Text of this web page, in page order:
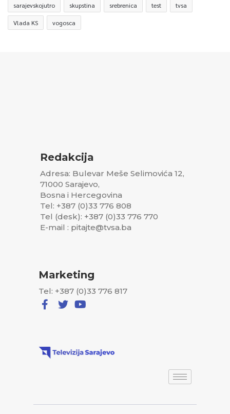
sarajevskojutro skupstina srebrenica test tvsa
Vlada KS vogosca
Redakcija
Adresa: Bulevar Meše Selimovića 12,
71000 Sarajevo,
Bosna i Hercegovina
Tel: +387 (0)33 776 808
Tel (desk): +387 (0)33 776 770
E-mail : pitajte@tvsa.ba
Marketing
Tel: +387 (0)33 776 817